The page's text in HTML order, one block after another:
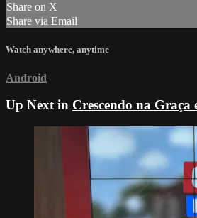
Share on X
Share via Email
Watch anywhere, anytime
Android
Up Next in Crescendo na Graça